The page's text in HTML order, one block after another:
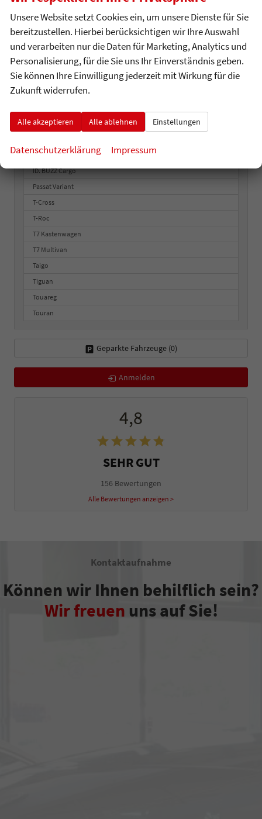
Skoda
Volkswagen
Amarok
Caddy
Caddy Cargo
Crafter Pritsche
ID. BUZZ
ID. BUZZ Cargo
Passat Variant
T-Cross
T-Roc
T7 Kastenwagen
T7 Multivan
Taigo
Tiguan
Touareg
Touran
Geparkte Fahrzeuge (0)
Anmelden
4,8
SEHR GUT
156 Bewertungen
Alle Bewertungen anzeigen >
Kontaktaufnahme
Können wir Ihnen behilflich sein?
Wir freuen uns auf Sie!
Unsere Website setzt Cookies ein, um unsere Dienste für Sie
bereitzustellen. Hierbei berücksichtigen wir Ihre Auswahl
und verarbeiten nur die Daten für Marketing, Analytics und
Personalisierung, für die Sie uns Ihr Einverständnis geben.
Sie können Ihre Einwilligung jederzeit mit Wirkung für die
Zukunft widerrufen.
Alle akzeptieren Alle ablehnen Einstellungen
Datenschutzerklärung Impressum